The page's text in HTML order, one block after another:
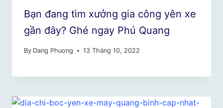
Bạn đang tìm xưởng gia công yên xe
gần đây? Ghé ngay Phú Quang
By Dang Phuong 13 Tháng 10, 2022